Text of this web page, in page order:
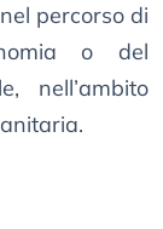
percorso di
o del
nell’ambito